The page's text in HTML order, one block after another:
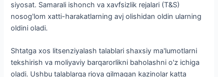
siyosat. Samarali ishonch va xavfsizlik rejalari (T&S)
nosog'lom xatti-harakatlarning avj olishidan oldin ularning
oldini oladi.
Shtatga xos litsenziyalash talablari shaxsiy ma'lumotlarni
tekshirish va moliyaviy barqarorlikni baholashni o'z ichiga
oladi. Ushbu talablarga rioya qilmagan kazinolar katta